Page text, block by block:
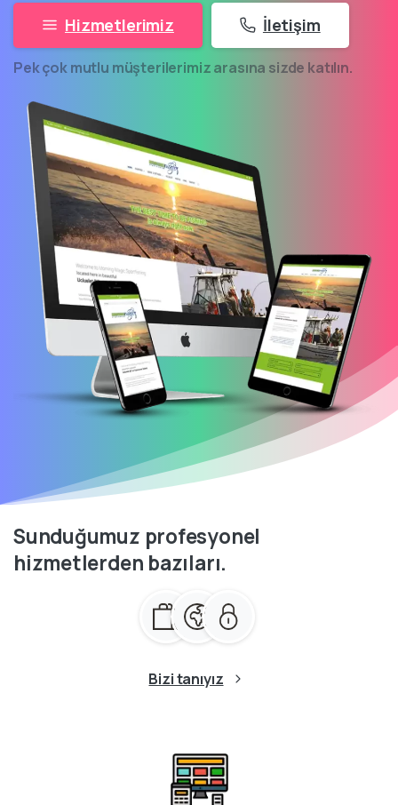
Hizmetlerimiz İletişim
Pek çok mutlu müşterilerimiz arasına sizde katılın.
Sunduğumuz profesyonel
hizmetlerden bazıları.
Bizi tanıyız